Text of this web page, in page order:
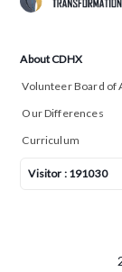
About CDHX
Volunteer Board of
Our Differences
Curriculum
Visitor : 191030